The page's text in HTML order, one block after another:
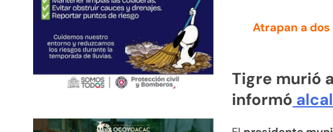
Atrapan a
Tigre murió
informó